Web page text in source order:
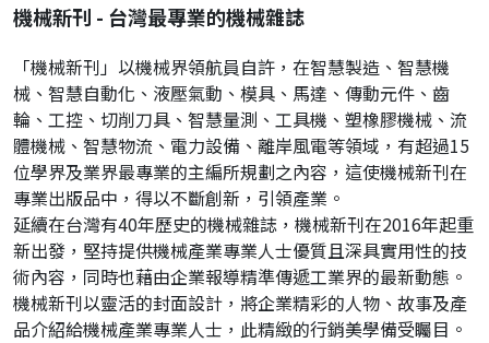
機械新刊 - 台灣最專業的機械雜誌
「機械新刊」以機械界領航員自許，在智慧製造、智慧機
械、智慧自動化、液壓氣動、模具、馬達、傳動元件、齒
輪、工控、切削刀具、智慧量測、工具機、塑橡膠機械、流
體機械、智慧物流、電力設備、離岸風電等領域，有超過15
位學界及業界最專業的主編所規劃之內容，這使機械新刊在
專業出版品中，得以不斷創新，引領產業。
延續在台灣有40年歷史的機械雜誌，機械新刊在2016年起重
新出發，堅持提供機械產業專業人士優質且深具實用性的技
術內容，同時也藉由企業報導精準傳遞工業界的最新動態。
機械新刊以靈活的封面設計，將企業精彩的人物、故事及產
品介紹給機械產業專業人士，此精緻的行銷美學備受矚目。